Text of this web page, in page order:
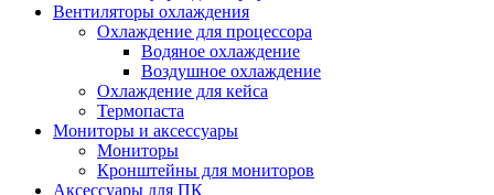
Вентиляторы охлаждения
Охлаждение для процессора
Водяное охлаждение
Воздушное охлаждение
Охлаждение для кейса
Термопаста
Мониторы и аксессуары
Мониторы
Кронштейны для мониторов
Аксессуары для ПК